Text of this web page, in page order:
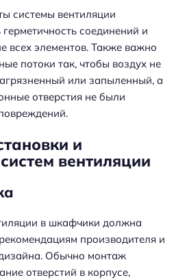
системы вентиляции
соединений и
всех элементов. Также важно
потоки так, чтобы воздух не
или запыленный, а
отверстия не были
и
вентиляции
в шкафчики должна
производителя и
Обычно монтаж
отверстий в корпусе,